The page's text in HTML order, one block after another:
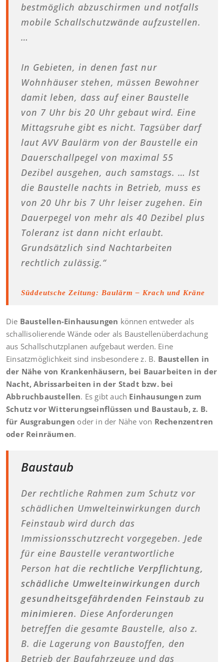
bestmöglich abzuschirmen und notfalls
mobile Schallschutzwände aufzustellen.
…
In Gebieten, in denen fast nur
Wohnhäuser stehen, müssen Bewohner
damit leben, dass auf einer Baustelle
von 7 Uhr bis 20 Uhr gebaut wird. Eine
Mittagsruhe gibt es nicht. Tagsüber darf
laut AVV Baulärm von der Baustelle ein
Dauerschallpegel von maximal 55
Dezibel ausgehen, auch samstags. … Ist
die Baustelle nachts in Betrieb, muss es
von 20 Uhr bis 7 Uhr leiser zugehen. Ein
Dauerpegel von mehr als 40 Dezibel plus
Toleranz ist dann nicht erlaubt.
Grundsätzlich sind Nachtarbeiten
rechtlich zulässig.“
Süddeutsche Zeitung: Baulärm – Krach und Kräne
Die Baustellen-Einhausungen können entweder als
schallisolierende Wände oder als Baustellenüberdachung
aus Schallschutzplanen aufgebaut werden. Eine
Einsatzmöglichkeit sind insbesondere z. B. Baustellen in
der Nähe von Krankenhäusern, bei Bauarbeiten in der
Nacht, Abrissarbeiten in der Stadt bzw. bei
Abbruchbaustellen. Es gibt auch Einhausungen zum
Schutz vor Witterungseinflüssen und Baustaub, z. B.
für Ausgrabungen oder in der Nähe von Rechenzentren
oder Reinräumen.
Baustaub
Der rechtliche Rahmen zum Schutz vor
schädlichen Umwelteinwirkungen durch
Feinstaub wird durch das
Immissionsschutzrecht vorgegeben. Jede
für eine Baustelle verantwortliche
Person hat die rechtliche Verpflichtung,
schädliche Umwelteinwirkungen durch
gesundheitsgefährdenden Feinstaub zu
minimieren. Diese Anforderungen
betreffen die gesamte Baustelle, also z.
B. die Lagerung von Baustoffen, den
Betrieb der Baufahrzeuge und das